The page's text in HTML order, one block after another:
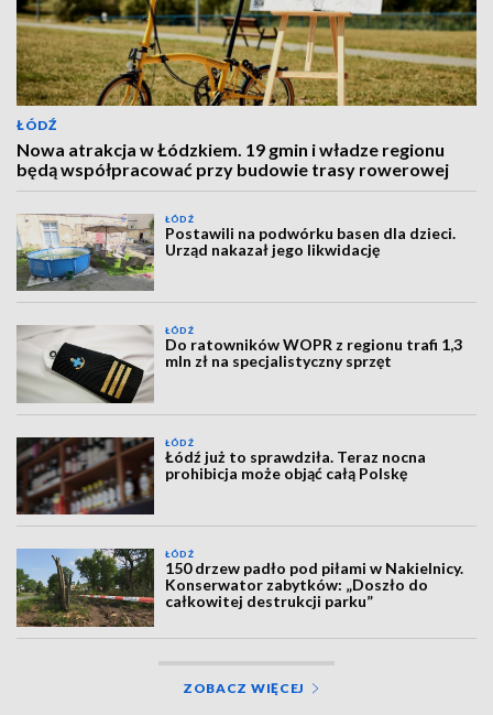
ŁÓDŹ
Nowa atrakcja w Łódzkiem. 19 gmin i władze regionu
będą współpracować przy budowie trasy rowerowej
ŁÓDŹ
Postawili na podwórku basen dla dzieci.
Urząd nakazał jego likwidację
ŁÓDŹ
Do ratowników WOPR z regionu trafi 1,3
mln zł na specjalistyczny sprzęt
ŁÓDŹ
Łódź już to sprawdziła. Teraz nocna
prohibicja może objąć całą Polskę
ŁÓDŹ
150 drzew padło pod piłami w Nakielnicy.
Konserwator zabytków: „Doszło do
całkowitej destrukcji parku”
ZOBACZ WIĘCEJ